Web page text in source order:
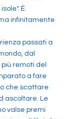
È
infinitamente
passati a
dal
remoti del
a fare
che scattare
ascoltare. Le
valse premi